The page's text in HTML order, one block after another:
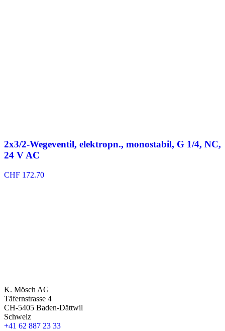
2x3/2-Wegeventil, elektropn., monostabil, G 1/4, NC,
24 V AC
CHF 172.70
K. Mösch AG
Täfernstrasse 4
CH-5405 Baden-Dättwil
Schweiz
+41 62 887 23 33